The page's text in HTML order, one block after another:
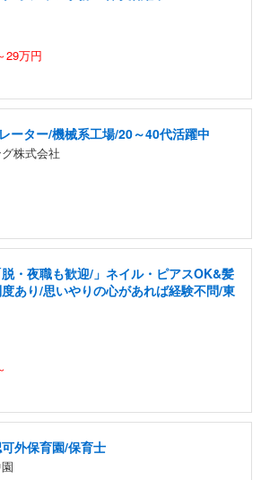
29万円
ーター/機械系工場/20～40代活躍中
株式会社
・夜職も歓迎/」ネイル・ピアスOK&髪
あり/思いやりの心があれば経験不問/東
外保育園/保育士